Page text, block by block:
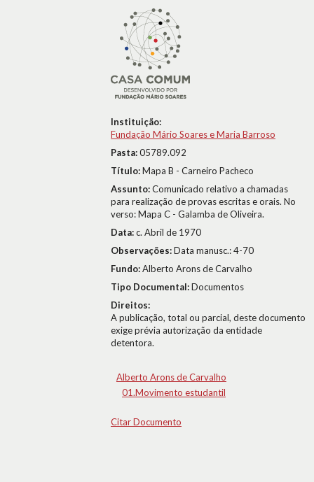
Instituição:
Fundação Mário Soares e Maria Barroso
Pasta:05789.092
Título:Mapa B - Carneiro Pacheco
Assunto:Comunicado relativo a chamadas
para realização de provas escritas e orais. No
verso: Mapa C - Galamba de Oliveira.
Data:c. Abril de 1970
Observações:Data manusc.: 4-70
Fundo:Alberto Arons de Carvalho
Tipo Documental:Documentos
Direitos:
A publicação, total ou parcial, deste documento
exige prévia autorização da entidade
detentora.
Alberto Arons de Carvalho
01.Movimento estudantil
Citar Documento